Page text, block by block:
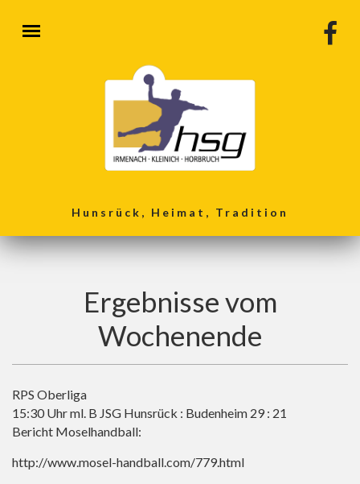
Hunsrück, Heimat, Tradition
Ergebnisse vom
Wochenende
RPS Oberliga
15:30 Uhr ml. B JSG Hunsrück : Budenheim 29 : 21
Bericht Moselhandball:
http://www.mosel-handball.com/779.html